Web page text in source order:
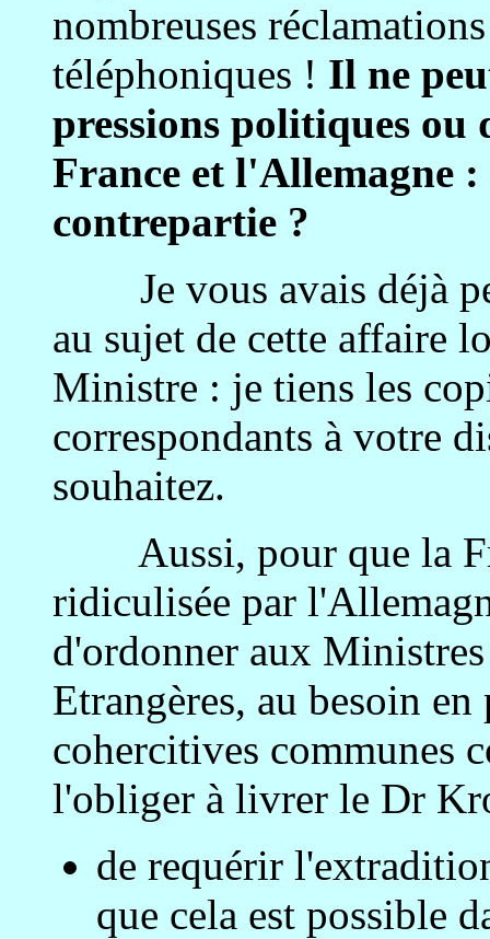
nombreuses
téléphoniques ! Il ne
pressions politiques
France et l'Allemagne :
contrepartie ?
Je vous avais déjà
au sujet de cette affaire
Ministre : je tiens les
correspondants à votre
souhaitez.
Aussi, pour que la
ridiculisée par
d'ordonner aux
Etrangères, au besoin en
cohercitives communes
l'obliger à livrer le Dr
de requérir
que cela est possible